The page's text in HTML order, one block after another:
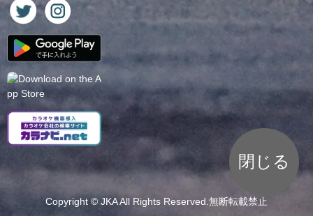
Copyright © JKAAll Rights Reserved.無断転載禁止
閉じる